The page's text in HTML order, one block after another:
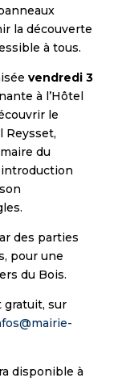
la découverte
à tous.
vendredi 3
à l’Hôtel
le
Reysset,
du
des parties
pour une
du Bois.
gratuit, sur
disponible à